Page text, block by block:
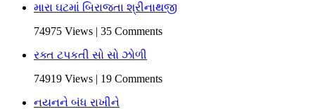
મારા ઘટમાં બિરાજતા શ્રીનાથજી
74975 Views | 35 Comments
રક્ત ટપકતી સો સો ઝોળી
74919 Views | 19 Comments
નયનને બંધ રાખીને